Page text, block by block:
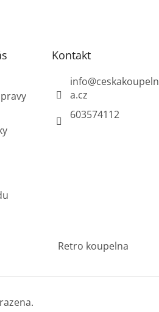
Kontakt
info@ceskakoupeln
a.cz
603574112
Retro koupelna